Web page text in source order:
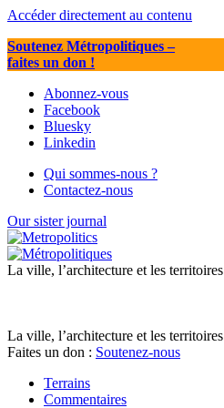
Accéder directement au contenu
Soutenez Métropolitiques–
faites un don !
Abonnez-vous
Facebook
Bluesky
Linkedin
Qui sommes-nous ?
Contactez-nous
Our sister journal
La ville, l’architecture et les territoires
La ville, l’architecture et les territoires
Faites un don : Soutenez-nous
Terrains
Commentaires